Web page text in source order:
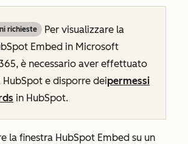
richieste
Per visualizzare la
Embed in Microsoft
è necessario aver effettuato
HubSpot e disporre deipermessi
in HubSpot.
la finestra HubSpot Embed su un